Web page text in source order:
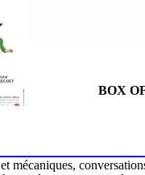
BOX
mécaniques,